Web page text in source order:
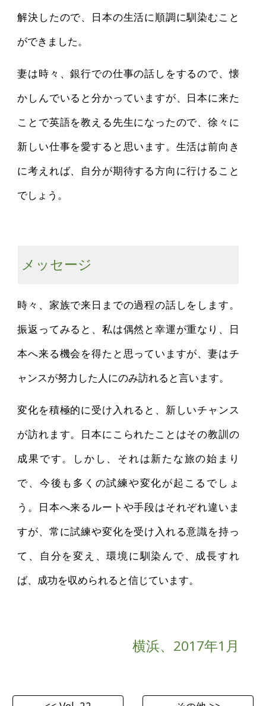
解決したので、日本の生活に順調に馴染むこと
ができました。
妻は時々、銀行での仕事の話しをするので、懐
かしんでいると分かっていますが、日本に来た
ことで英語を教える先生になったので、徐々に
新しい仕事を愛すると思います。生活は前向き
に考えれば、自分が期待する方向に行けること
でしょう。
メッセージ
時々、家族で来日までの過程の話しをします。
振返ってみると、私は偶然と幸運が重なり、日
本へ来る機会を得たと思っていますが、妻はチ
ャンスが努力した人にのみ訪れると言います。
変化を積極的に受け入れると、新しいチャンス
が訪れます。日本にこられたことはその教訓の
成果です。しかし、それは新たな旅の始まり
で、今後も多くの試練や変化が起こるでしょ
う。日本へ来るルートや手段はそれぞれ違いま
すが、常に試練や変化を受け入れる意識を持っ
て、自分を変え、環境に馴染んで、成長すれ
ば、成功を収められると信じています。
横浜、2017年1月